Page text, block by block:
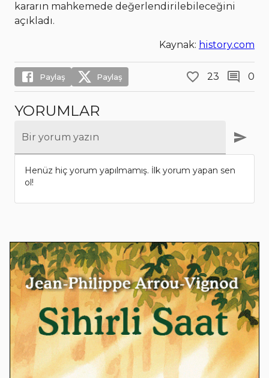
kararın mahkemede değerlendirilebileceğini
açıkladı.
Kaynak: history.com
Paylaş Paylaş 23 0
YORUMLAR
Bir yorum yazın
Henüz hiç yorum yapılmamış. İlk yorum yapan sen
ol!